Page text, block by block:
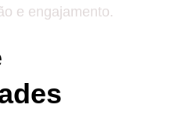
e engajamento.